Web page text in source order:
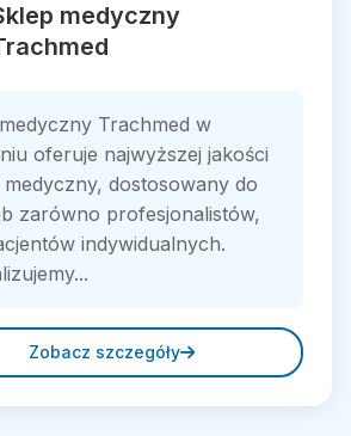
medyczny
Trachmed w
oferuje najwyższej jakości
dostosowany do
zarówno profesjonalistów,
indywidualnych.
Zobacz szczegóły